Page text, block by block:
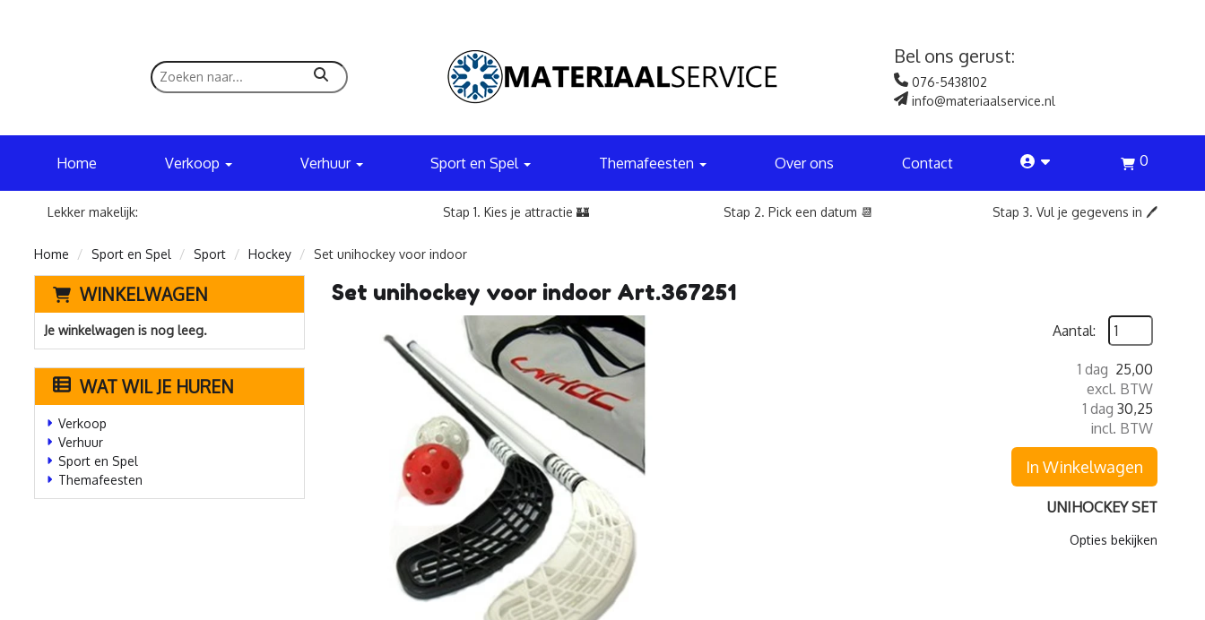
zoeken
Bel ons gerust:
076-5438102
info@materiaalservice.nl
Home Verkoop Verhuur Sport en Spel Themafeesten Over ons Contact account 0
Lekker makelijk: Stap 1. Kies je attractie 🏰 Stap 2. Pick een datum 📆 Stap 3. Vul je gegevens in 🖊️
Home Sport en Spel Sport Hockey Set unihockey voor indoor
WINKELWAGEN
Je winkelwagen is nog leeg.
WAT WIL JE HUREN
Verkoop
Verhuur
Sport en Spel
Themafeesten
Set unihockey voor indoor Art.367251
Aantal:
1 dag 25,00
excl. BTW
1 dag 30,25
incl. BTW
In Winkelwagen
UNIHOCKEY SET
Opties bekijken